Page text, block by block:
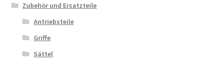
Zubehör und Ersatzteile
Antriebsteile
Griffe
Sättel